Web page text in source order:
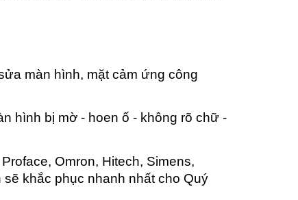
màn hình, mặt cảm ứng công
hình bị mờ - hoen ố - không rõ chữ -
Omron, Hitech, Simens,
khắc phục nhanh nhất cho Quý